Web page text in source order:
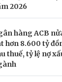
2026
hàng ACB
hơn 8.600 tỷ
thuế, tỷ lệ nợ